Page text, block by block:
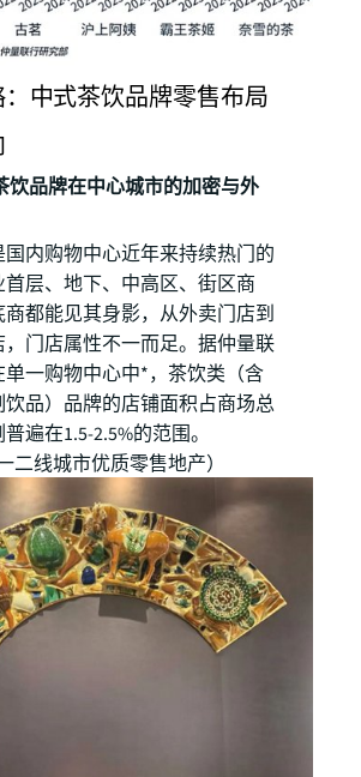
中式茶饮品牌零售布局
饮品牌在中心城市的加密与外
内购物中心近年来持续热门的
首层、地下、中高区、街区商
商都能见其身影，从外卖门店到
门店属性不一而足。据仲量联
一购物中心中*，茶饮类（含
饮品）品牌的店铺面积占商场总
遍在1.5-2.5%的范围。
二线城市优质零售地产）